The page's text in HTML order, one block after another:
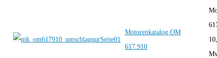
Motorenkatalog OM
617.910